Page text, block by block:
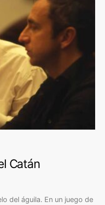
Catán
del águila. En un juego de